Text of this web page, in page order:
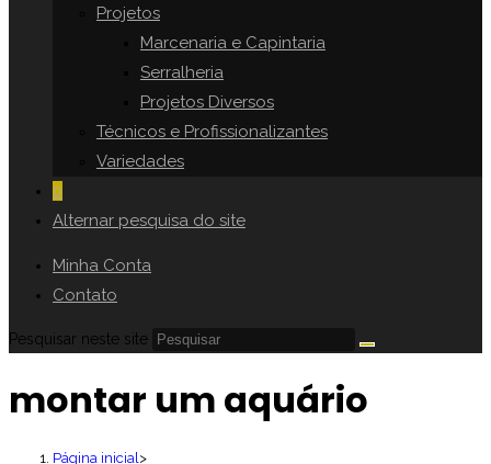
Projetos
Marcenaria e Capintaria
Serralheria
Projetos Diversos
Técnicos e Profissionalizantes
Variedades
0
Alternar pesquisa do site
Minha Conta
Contato
Pesquisar neste site
montar um aquário
Página inicial >